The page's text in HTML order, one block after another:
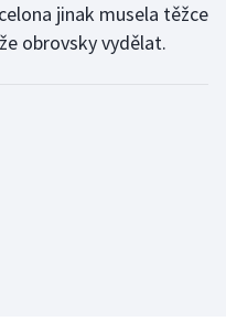
jinak musela těžce
obrovsky vydělat.